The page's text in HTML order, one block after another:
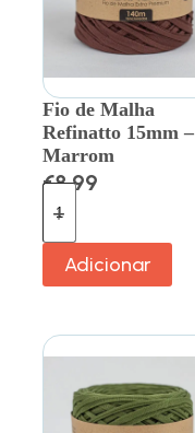
Fio de Malha
Refinatto 15mm –
Marrom
€8.99
Adicionar